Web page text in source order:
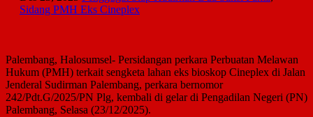
Sidang PMH Eks Cineplex
Palembang, Halosumsel- Persidangan perkara Perbuatan Melawan
Hukum (PMH) terkait sengketa lahan eks bioskop Cineplex di Jalan
Jenderal Sudirman Palembang, perkara bernomor
242/Pdt.G/2025/PN Plg, kembali di gelar di Pengadilan Negeri (PN)
Palembang, Selasa (23/12/2025).